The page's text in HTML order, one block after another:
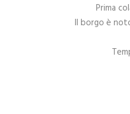
Prima
Il borgo è